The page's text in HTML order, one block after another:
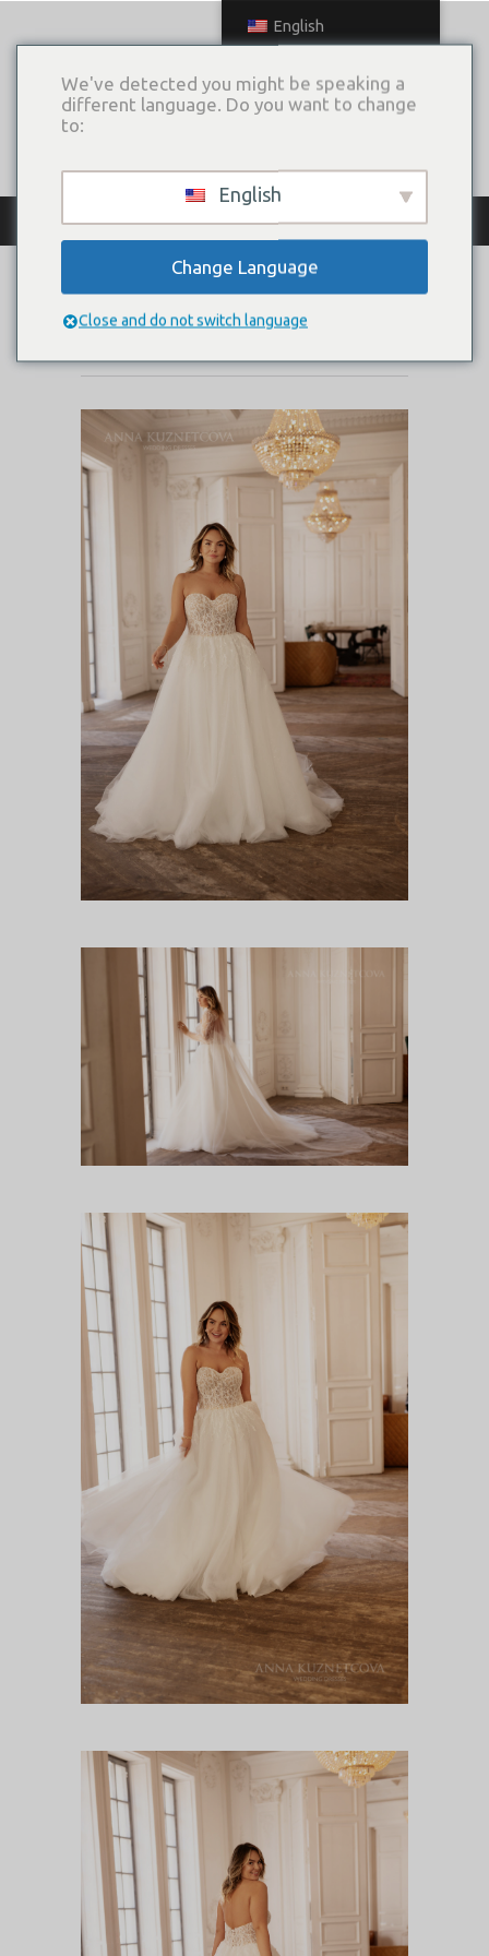
КАТАЛОГ ПЛАТЬЕВ
OSLO-L
English
We've detected you might be speaking a
different language. Do you want to change
to:
English
Change Language
Close and do not switch language